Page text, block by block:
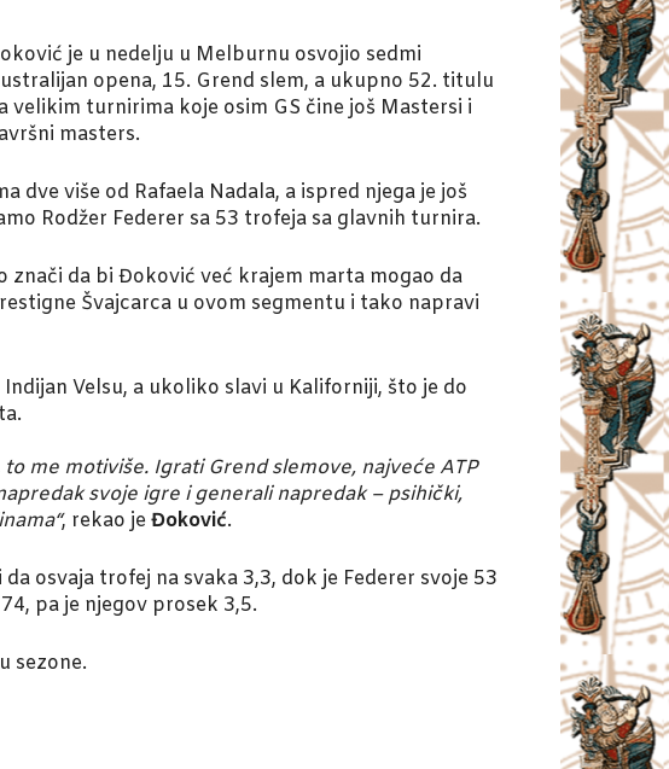
je u nedelju u Melburnu osvojio sedmi
opena, 15. Grend slem, a ukupno 52. titulu
velikim turnirima koje osim GS čine još Mastersi i
masters.
dve više od Rafaela Nadala, a ispred njega je još
Rodžer Federer sa 53 trofeja sa glavnih turnira.
znači da bi Đoković već krajem marta mogao da
Švajcarca u ovom segmentu i tako napravi
Velsu, a ukoliko slavi u Kaliforniji, što je do
me motiviše. Igrati Grend slemove, najveće ATP
svoje igre i generali napredak – psihički,
, rekao je Đoković.
osvaja trofej na svaka 3,3, dok je Federer svoje 53
pa je njegov prosek 3,5.
sezone.